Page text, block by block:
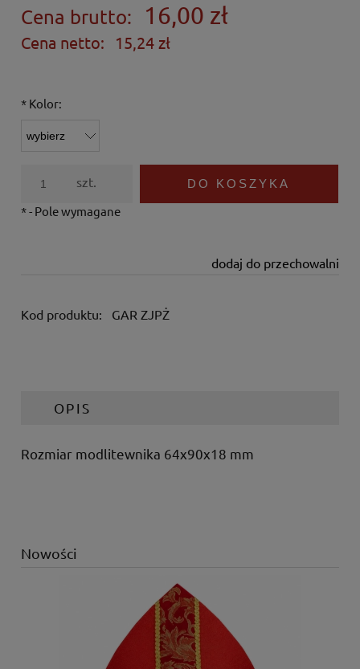
Cena brutto: 16,00 zł
Cena netto: 15,24 zł
* Kolor:
szt. DO KOSZYKA
dodaj do przechowalni
*- Pole wymagane
Kod produktu: GAR ZJPŻ
OPIS
Rozmiar modlitewnika 64x90x18 mm
Nowości